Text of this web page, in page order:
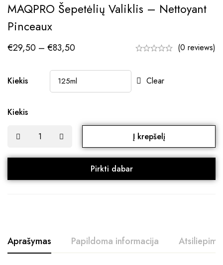
MAQPRO Šepetėlių Valiklis – Nettoyant
Pinceaux
€29,50 – €83,50 (0 reviews)
Kiekis Clear
Kiekis
Į krepšelį
Pirkti dabar
Aprašymas Papildoma informacija